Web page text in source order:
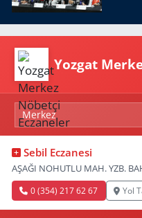
Yozgat
Sebil Eczanesi
AŞAĞI NOHUTLU MAH. YZB.
0 (354) 217 62 67 Yol